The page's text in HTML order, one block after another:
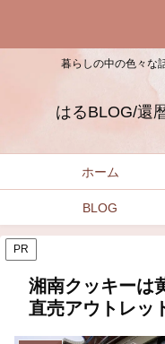
暮らしの中の色々な
はるBLOG/還
ホーム
BLOG
PR
湘南クッキーは
直売アウトレッ